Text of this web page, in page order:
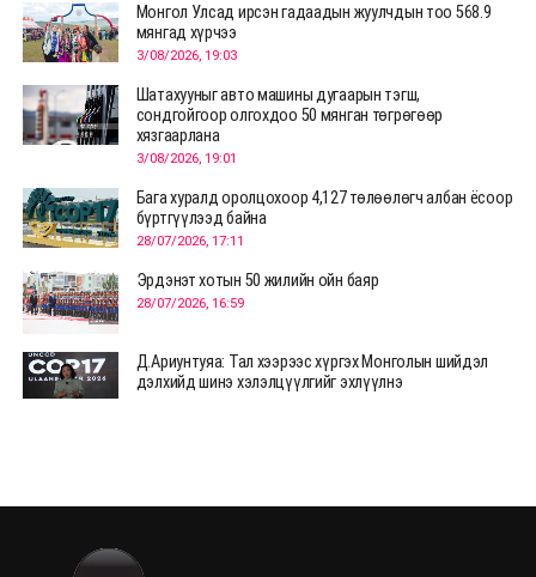
Монгол Улсад ирсэн гадаадын жуулчдын тоо 568.9
мянгад хүрчээ
3/08/2026, 19:03
Шатахууныг авто машины дугаарын тэгш,
сондгойгоор олгохдоо 50 мянган төгрөгөөр
хязгаарлана
3/08/2026, 19:01
Бага хуралд оролцохоор 4,127 төлөөлөгч албан ёсоор
бүртгүүлээд байна
28/07/2026, 17:11
Эрдэнэт хотын 50 жилийн ойн баяр
28/07/2026, 16:59
Д.Ариунтуяа: Тал хээрээс хүргэх Монголын шийдэл
дэлхийд шинэ хэлэлцүүлгийг эхлүүлнэ
28/07/2026, 12:04